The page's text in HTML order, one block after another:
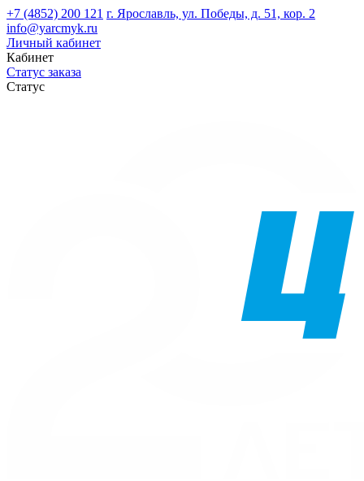
+7 (4852) 200 121 г. Ярославль, ул. Победы, д. 51, кор. 2
info@yarcmyk.ru
Личный кабинет
Кабинет
Статус заказа
Статус